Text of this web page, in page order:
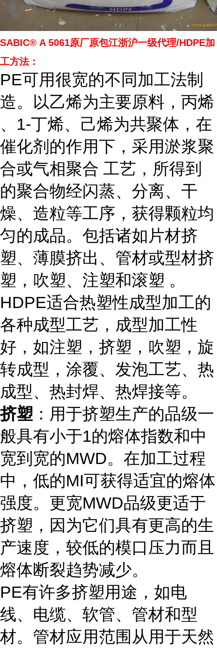
SABIC® A 5061原厂原包江浙沪一级代理/HDPE加
工方法：
PE可用很宽的不同加工法制
造。以乙烯为主要原料，丙烯
、1-丁烯、己烯为共聚体，在
催化剂的作用下，采用淤浆聚
合或气相聚合 工艺，所得到
的聚合物经闪蒸、分离、干
燥、造粒等工序，获得颗粒均
匀的成品。包括诸如片材挤
塑、薄膜挤出、管材或型材挤
塑，吹塑、注塑和滚塑 。
HDPE适合热塑性成型加工的
各种成型工艺，成型加工性
好，如注塑，挤塑，吹塑，旋
转成型，涂覆、发泡工艺、热
成型、热封焊、热焊接等。
挤塑 ：用于挤塑生产的品级一
般具有小于1的熔体指数和中
宽到宽的MWD。在加工过程
中，低的MI可获得适宜的熔体
强度。更宽MWD品级更适于
挤塑，因为它们具有更高的生
产速度，较低的模口压力而且
熔体断裂趋势减少。
PE有许多挤塑用途，如电
线、电缆、软管、管材和型
材。管材应用范围从用于天然